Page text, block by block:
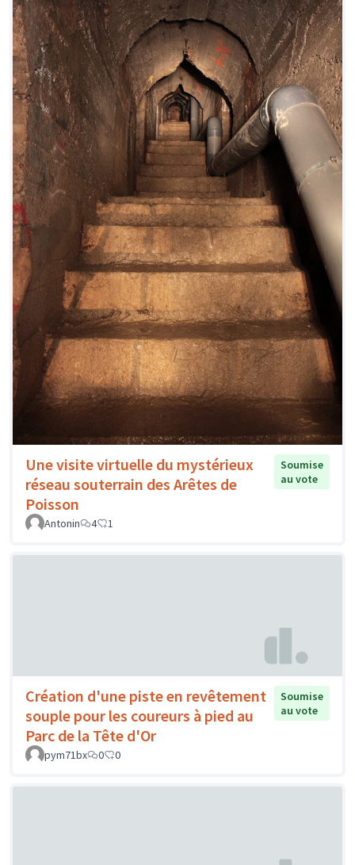
Une visite virtuelle du mystérieux
réseau souterrain des Arêtes de
Poisson
Soumise
au vote
Antonin 4 1
Création d'une piste en revêtement
souple pour les coureurs à pied au
Parc de la Tête d'Or
Soumise
au vote
pym71bx 0 0